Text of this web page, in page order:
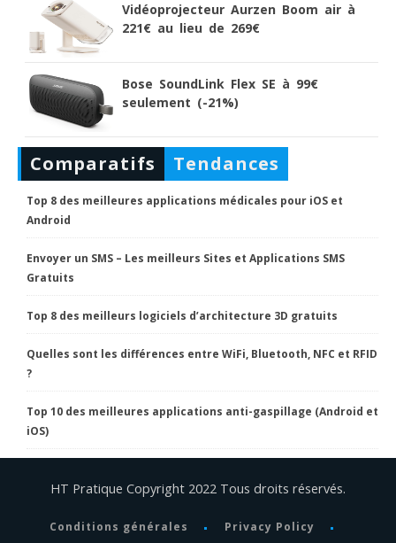
Vidéoprojecteur Aurzen Boom air à
221€ au lieu de 269€
Bose SoundLink Flex SE à 99€
seulement (-21%)
Comparatifs Tendances
Top 8 des meilleures applications médicales pour iOS et
Android
Envoyer un SMS – Les meilleurs Sites et Applications SMS
Gratuits
Top 8 des meilleurs logiciels d’architecture 3D gratuits
Quelles sont les différences entre WiFi, Bluetooth, NFC et RFID
?
Top 10 des meilleures applications anti-gaspillage (Android et
iOS)
HT Pratique Copyright 2022 Tous droits réservés.
Conditions générales
Privacy Policy